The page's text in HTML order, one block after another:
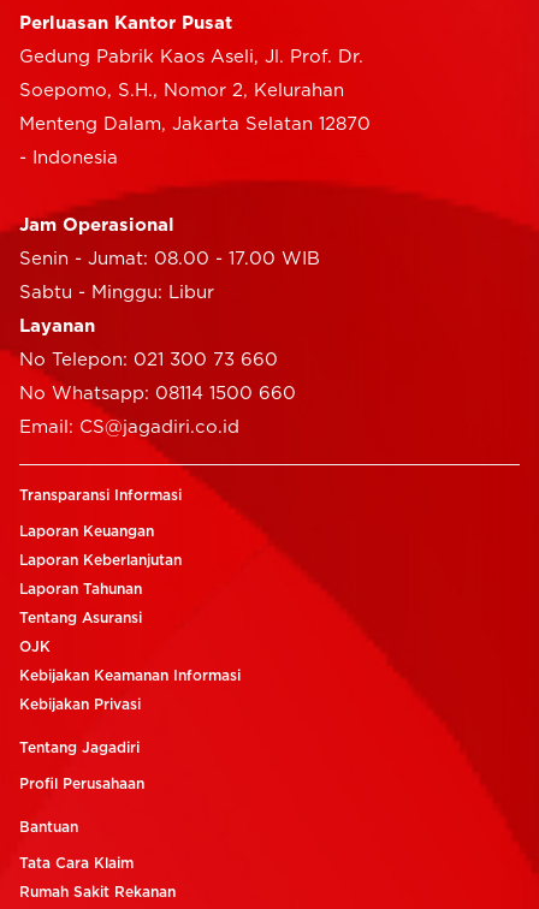
Perluasan Kantor Pusat
Gedung Pabrik Kaos Aseli, Jl. Prof. Dr.
Soepomo, S.H., Nomor 2, Kelurahan
Menteng Dalam, Jakarta Selatan 12870
- Indonesia
Jam Operasional
Senin - Jumat: 08.00 - 17.00 WIB
Sabtu - Minggu: Libur
Layanan
No Telepon: 021 300 73 660
No Whatsapp: 08114 1500 660
Email: CS@jagadiri.co.id
Transparansi Informasi
Laporan Keuangan
Laporan Keberlanjutan
Laporan Tahunan
Tentang Asuransi
OJK
Kebijakan Keamanan Informasi
Kebijakan Privasi
Tentang Jagadiri
Profil Perusahaan
Bantuan
Tata Cara Klaim
Rumah Sakit Rekanan